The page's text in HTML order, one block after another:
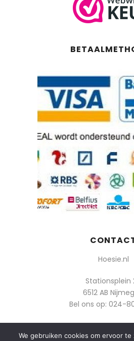
Hoesie.nl
Stationsplein
6512 AB
Bel ons op: 024-
Of mail:
We gebruiken cookies om ervoor